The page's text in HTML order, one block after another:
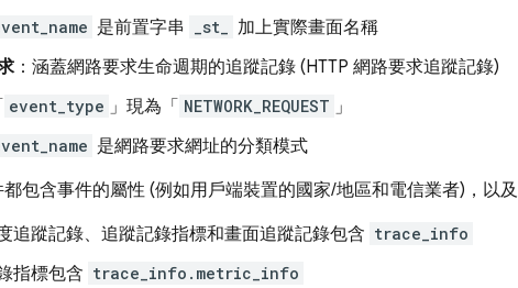
是前置字串 _st_
加上實際畫面名稱
：涵蓋網路要求生命週期的追蹤記錄 (HTTP 網路要求追蹤記錄)
event_type 」現為「 NETWORK_REQUEST 」
是網路要求網址的分類模式
包含事件的屬性 (例如用戶端裝置的國家/地區和電信業者)，以
追蹤記錄、追蹤記錄指標和畫面追蹤記錄包含 trace_info
指標包含 trace_info.metric_info